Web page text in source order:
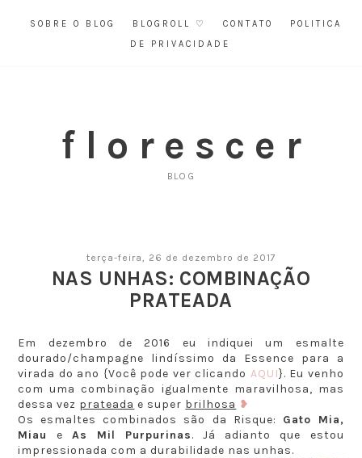
SOBRE O BLOG BLOGROLL ♡ CONTATO
POLITICA
DE PRIVACIDADE
f l o r e s c e r
BLOG
terça-feira, 26 de dezembro de 2017
NAS UNHAS: COMBINAÇÃO
PRATEADA
Em dezembro de 2016 eu indiquei um esmalte
dourado/champagne lindíssimo da Essence para a
virada do ano {Você pode ver clicando AQUI}. Eu venho
com uma combinação igualmente maravilhosa, mas
dessa vez prateada e super brilhosa ❥
Os esmaltes combinados são da Risque: Gato Mia,
Miau
e As Mil Purpurinas. Já adianto que estou
impressionada com a durabilidade nas unhas.